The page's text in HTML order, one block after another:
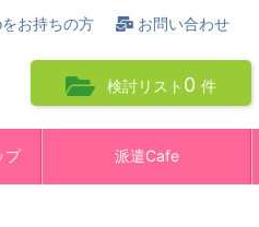
お持ちの方 お問い合わせ
検討リスト 0件
プ 派遣Cafe